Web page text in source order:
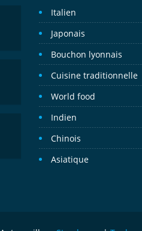
Italien
Japonais
Bouchon lyonnais
Cuisine traditionnelle
World food
Indien
Chinois
Asiatique